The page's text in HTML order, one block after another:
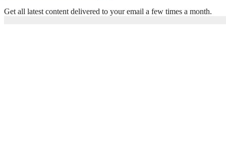
Get all latest content delivered to your email a few times a month.